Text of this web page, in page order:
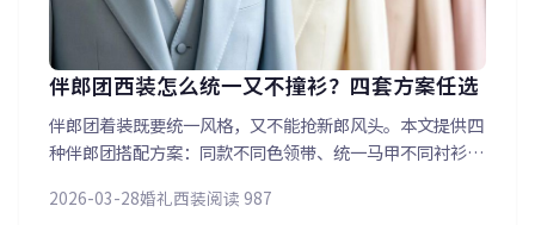
伴郎团西装怎么统一又不撞衫？四套方案任选
伴郎团着装既要统一风格，又不能抢新郎风头。本文提供四
种伴郎团搭配方案：同款不同色领带、统一马甲不同衬衫、
装协调的拍照技巧，确保婚礼合影每个人都恰到好处。
2026-03-28婚礼西装阅读 987